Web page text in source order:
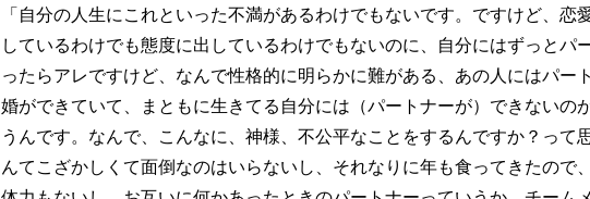
「自分の人生にこれといった不満があるわけでもないです。ですけど、恋
しているわけでも態度に出しているわけでもないのに、自分にはずっとパ
ったらアレですけど、なんで性格的に明らかに難がある、あの人にはパー
婚ができていて、まともに生きてる自分には（パートナーが）できないの
うんです。なんで、こんなに、神様、不公平なことをするんですか？って
んてこざかしくて面倒なのはいらないし、それなりに年も食ってきたので